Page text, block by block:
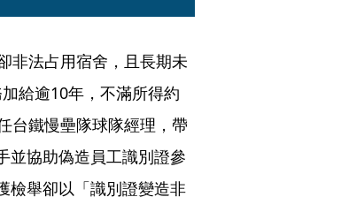
非法占用宿舍，且長期未
給逾10年，不滿所得約
台鐵慢壘隊球隊經理，帶
並協助偽造員工識別證參
檢舉卻以「識別證變造非